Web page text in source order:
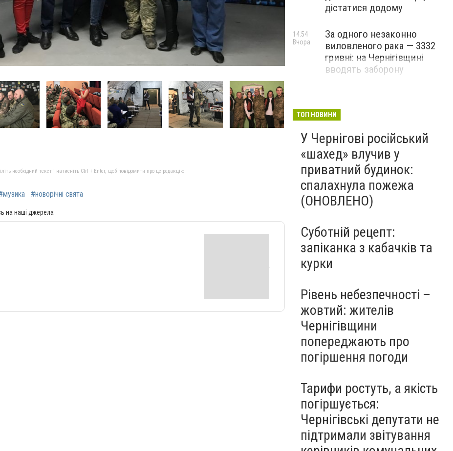
необхідний текст і натисніть Ctrl + Enter, щоб повідомити про це редакцію
#новорічні свята
на наші джерела
дістатися додому
За одного незаконно
виловленого рака — 3332
гривні: на Чернігівщині
вводять заборону
14:54
Вчора
ТОП НОВИНИ
У Чернігові російський
«шахед» влучив у
приватний будинок:
спалахнула пожежа
(ОНОВЛЕНО)
Суботній рецепт:
запіканка з кабачків та
курки
Рівень небезпечності –
жовтий: жителів
Чернігівщини
попереджають про
погіршення погоди
Тарифи ростуть, а якість
погіршується:
Чернігівські депутати не
підтримали звітування